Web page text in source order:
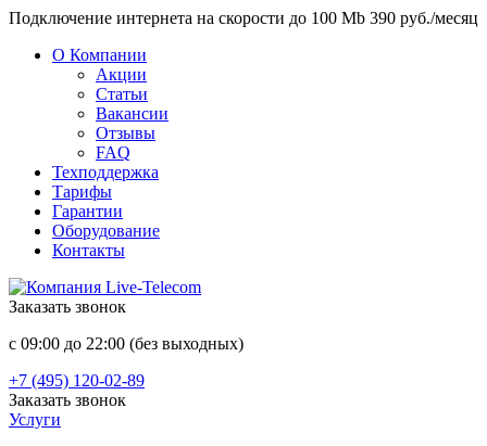
Подключение интернета на скорости до 100 Mb 390 руб./месяц
О Компании
Акции
Статьи
Вакансии
Отзывы
FAQ
Техподдержка
Тарифы
Гарантии
Оборудование
Контакты
Заказать звонок
с 09:00 до 22:00 (без выходных)
+7 (495) 120-02-89
Заказать звонок
Услуги